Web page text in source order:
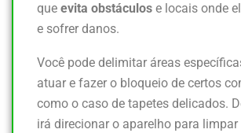
que evita obstáculos e locais onde
e sofrer danos.
Você pode delimitar áreas
atuar e fazer o bloqueio de certos
como o caso de tapetes delicados.
irá direcionar o aparelho para